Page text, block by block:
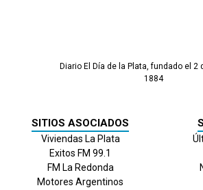
Diario El Día de la Plata, fundado el 2
1884
SITIOS ASOCIADOS
Viviendas La Plata
Exitos FM 99.1
FM La Redonda
Motores Argentinos